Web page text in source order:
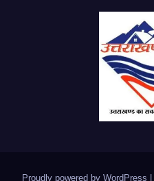
Proudly powered by WordPress |